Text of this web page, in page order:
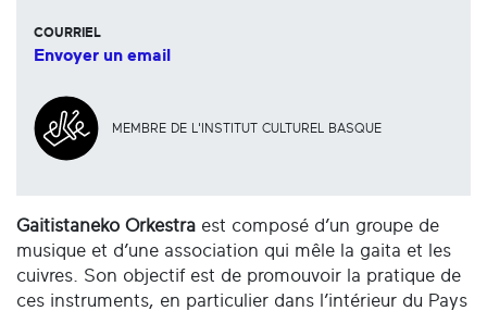
COURRIEL
Envoyer un email
MEMBRE DE L'INSTITUT CULTUREL BASQUE
Gaitistaneko Orkestra est composé d’un groupe de
musique et d’une association qui mêle la gaita et les
cuivres. Son objectif est de promouvoir la pratique de
ces instruments, en particulier dans l’intérieur du Pays